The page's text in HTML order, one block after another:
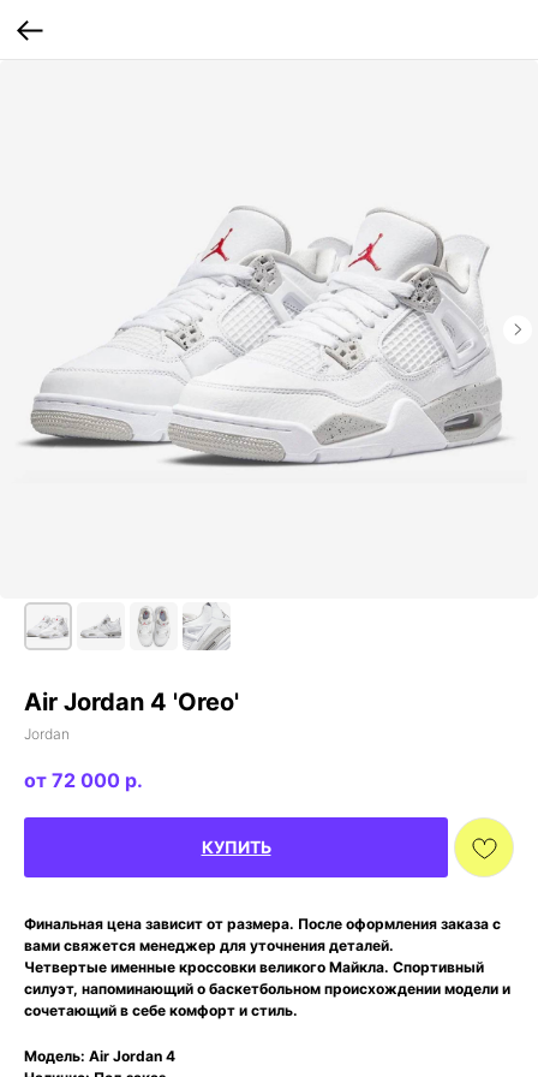
Air Jordan 4 'Oreo'
Jordan
72 000 р.
КУПИТЬ
Финальная цена зависит от размера. После оформления заказа с
вами свяжется менеджер для уточнения деталей.
Четвертые именные кроссовки великого Майкла. Спортивный
силуэт, напоминающий о баскетбольном происхождении модели и
сочетающий в себе комфорт и стиль.
Модель: Air Jordan 4